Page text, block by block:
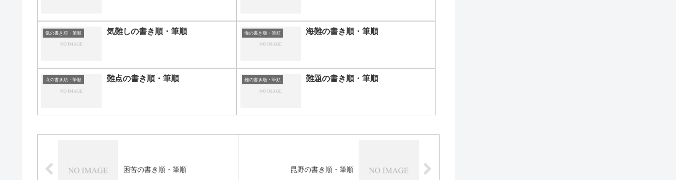
気の書き順・筆順 気難しの書き順・筆順 海の書き順・筆順 海難の書き順・筆順
点の書き順・筆順 難点の書き順・筆順 難の書き順・筆順 難題の書き順・筆順
困苦の書き順・筆順 昆野の書き順・筆順